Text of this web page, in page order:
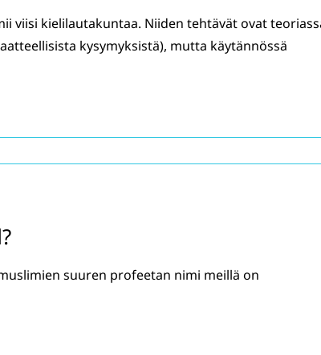
viisi kielilautakuntaa. Niiden tehtävät ovat
kysymyksistä), mutta käytännössä
suuren profeetan nimi meillä on